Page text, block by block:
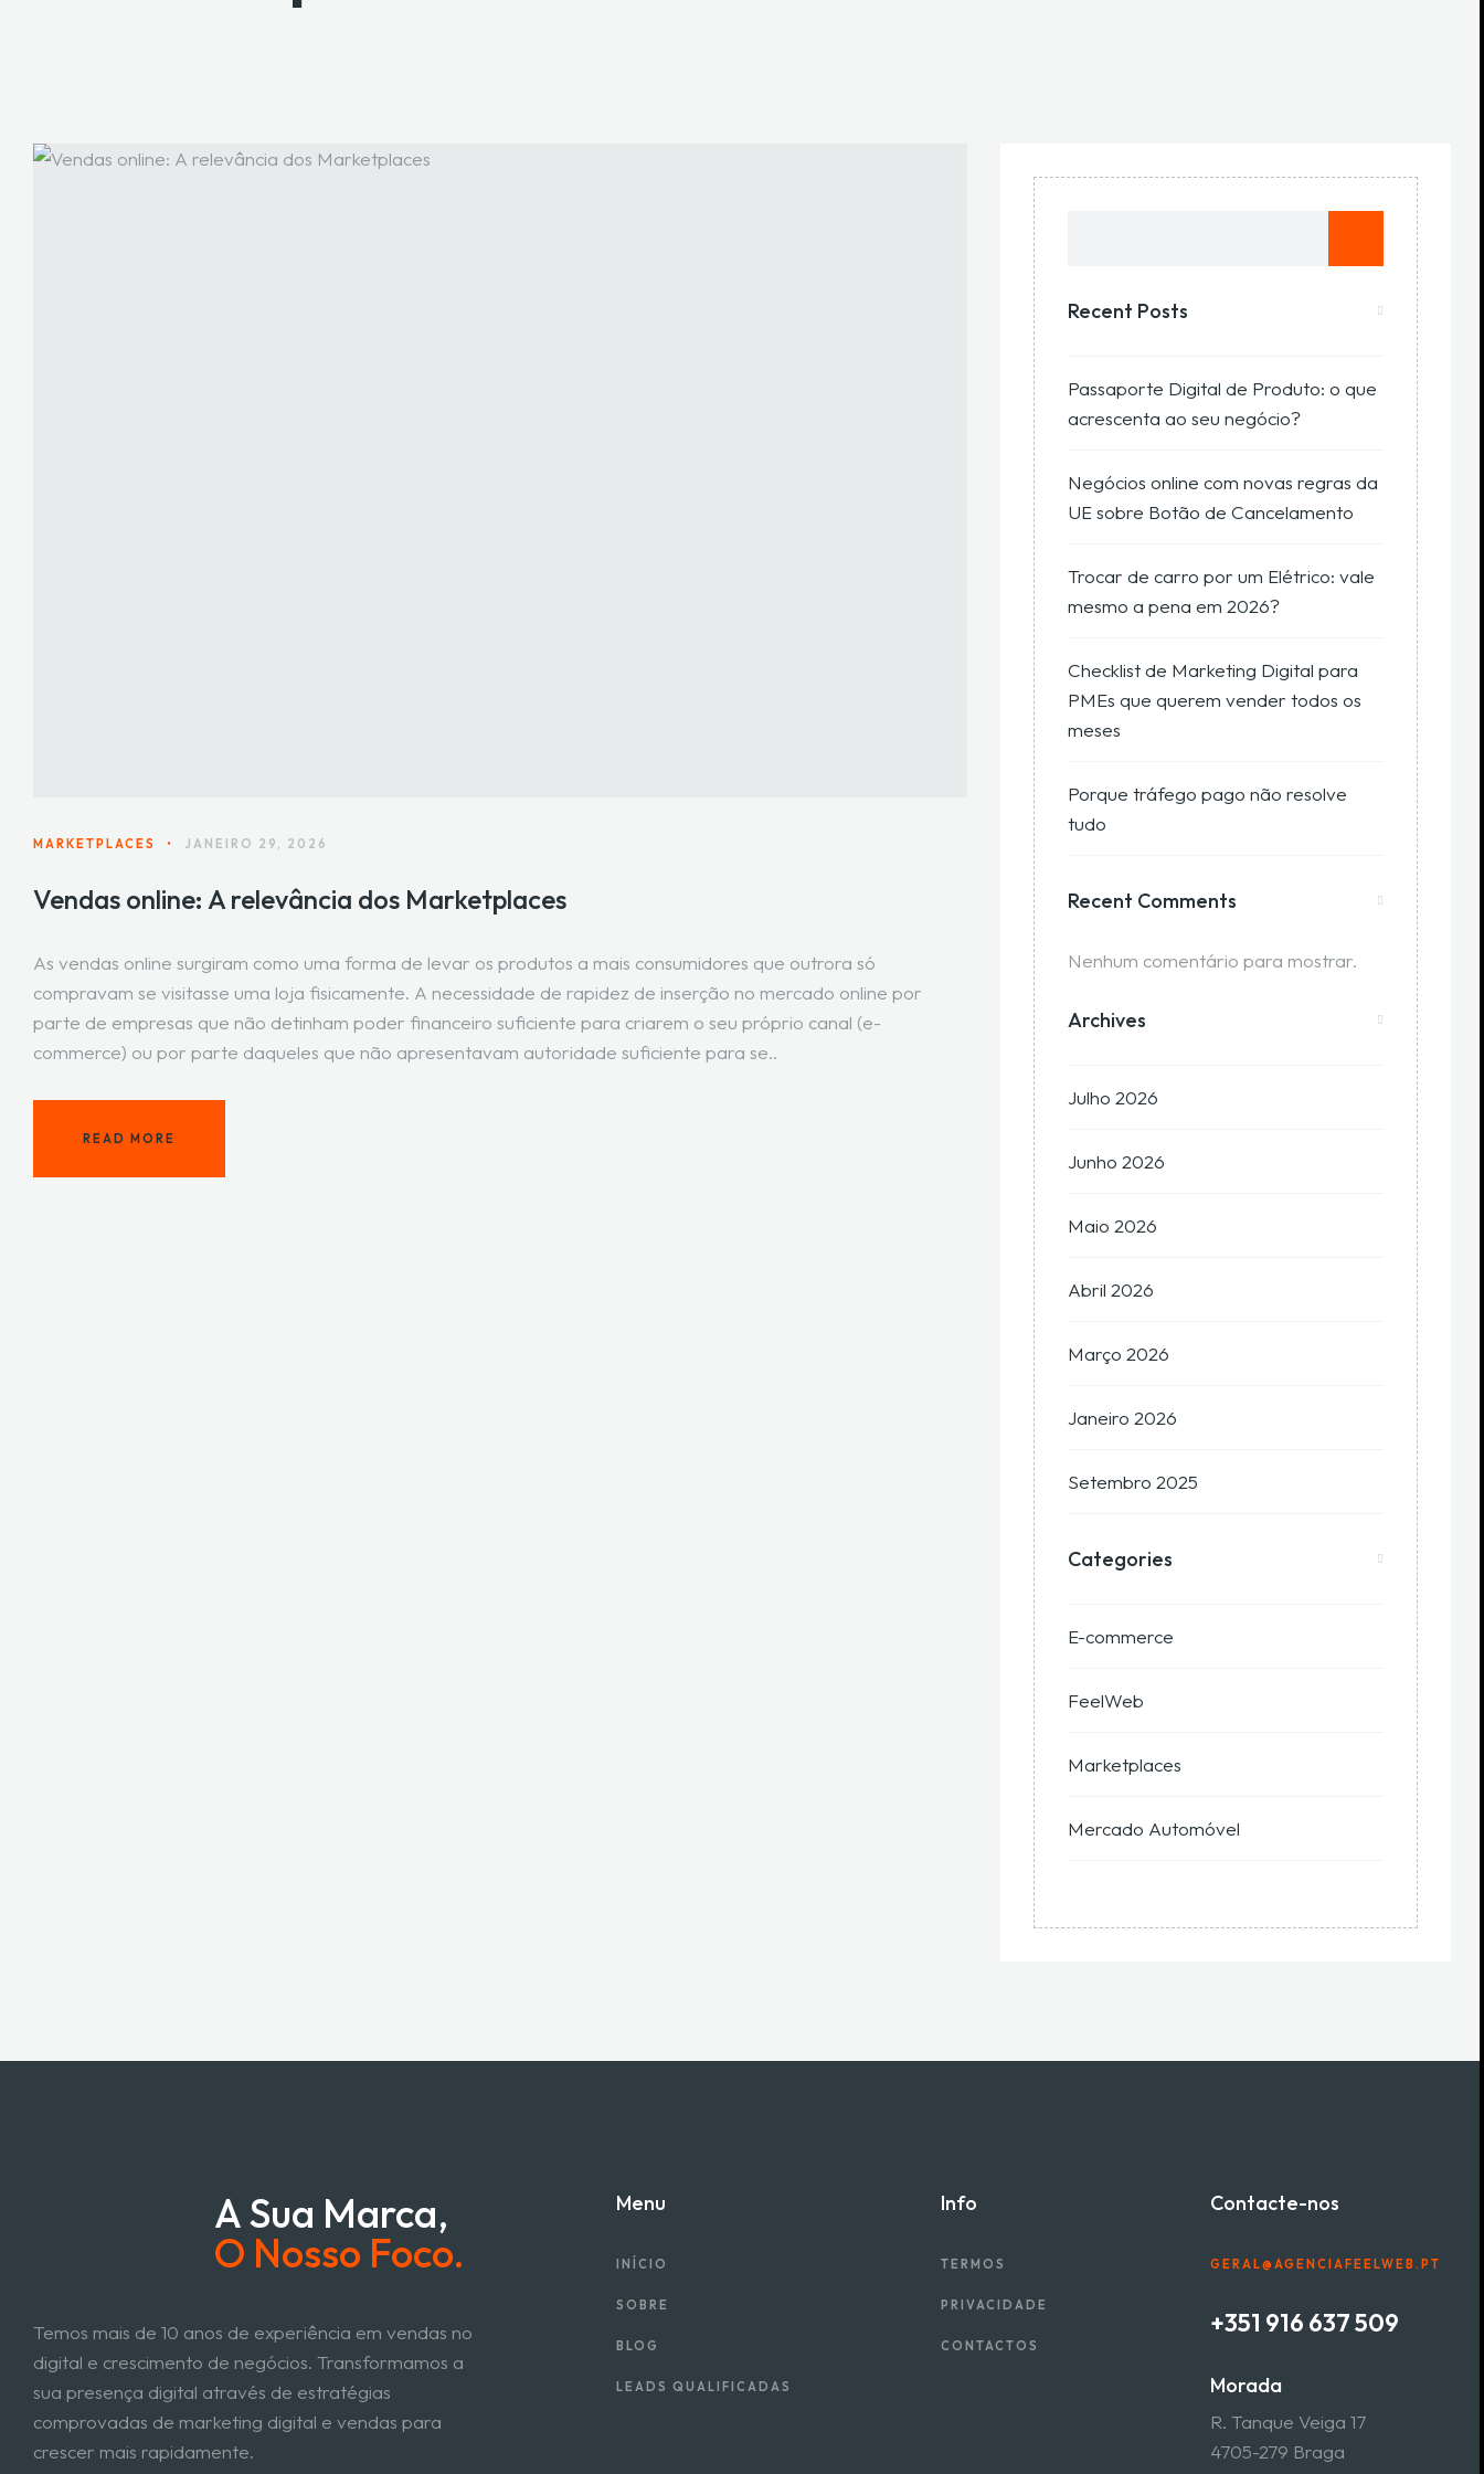
MARKETPLACES • JANEIRO 29, 2026
Vendas online: A relevância dos Marketplaces
As vendas online surgiram como uma forma de levar os produtos a mais consumidores que outrora só
compravam se visitasse uma loja fisicamente. A necessidade de rapidez de inserção no mercado online por
parte de empresas que não detinham poder financeiro suficiente para criarem o seu próprio canal (e-
commerce) ou por parte daqueles que não apresentavam autoridade suficiente para se..
READ MORE
Recent Posts
Passaporte Digital de Produto: o que
acrescenta ao seu negócio?
Negócios online com novas regras da
UE sobre Botão de Cancelamento
Trocar de carro por um Elétrico: vale
mesmo a pena em 2026?
Checklist de Marketing Digital para
PMEs que querem vender todos os
meses
Porque tráfego pago não resolve
tudo
Recent Comments
Nenhum comentário para mostrar.
Archives
Julho 2026
Junho 2026
Maio 2026
Abril 2026
Março 2026
Janeiro 2026
Setembro 2025
Categories
E-commerce
FeelWeb
Marketplaces
Mercado Automóvel
A Sua Marca,
O Nosso Foco.
Temos mais de 10 anos de experiência em vendas no
digital e crescimento de negócios. Transformamos a
sua presença digital através de estratégias
comprovadas de marketing digital e vendas para
crescer mais rapidamente.
Menu
INÍCIO
SOBRE
BLOG
LEADS QUALIFICADAS
Info
TERMOS
PRIVACIDADE
CONTACTOS
Contacte-nos
GERAL@AGENCIAFEELWEB.PT
+351 916 637 509
Morada
R. Tanque Veiga 17
4705-279 Braga